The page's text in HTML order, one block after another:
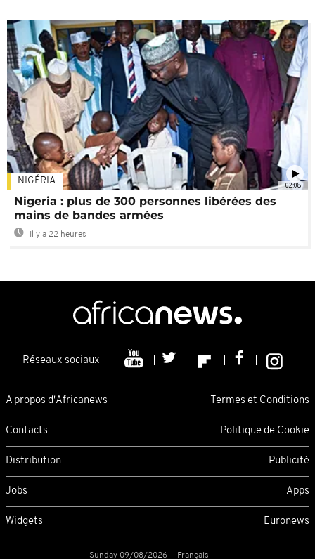
02:08
NIGÉRIA
Nigeria : plus de 300 personnes libérées des
mains de bandes armées
Il y a 22 heures
Réseaux sociaux
A propos d'Africanews Termes et Conditions
Contacts Politique de Cookie
Distribution Publicité
Jobs Apps
Widgets Euronews
Sunday 09/08/2026